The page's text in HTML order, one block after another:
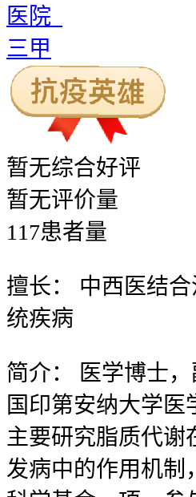
医院
三甲
暂无综合好评
暂无评价量
117患者量
擅长：
中西医结
统疾病
简介：
医学博士
国印第安纳大学医
主要研究脂质代谢
发病中的作用机制